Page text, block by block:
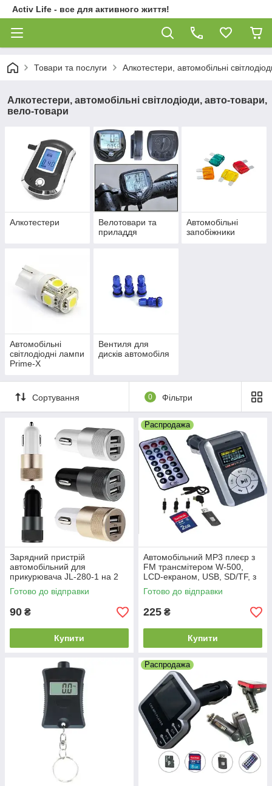
Activ Life - все для активного життя!
Товари та послуги Алкотестери, автомобільні
Алкотестери, автомобільні світлодіоди, авто-товари,
вело-товари
Алкотестери
Велотовари та
приладдя
Автомобільні
запобіжники
Автомобільні
світлодіодні лампи
Prime-X
Вентиля для
дисків автомобіля
Сортування 0 Фільтри
Зарядний пристрій
автомобільний для
прикурювача JL-280-1 на 2
USB-порти
Готово до відправки
90 ₴
Купити
Распродажа
Автомобільний MP3 плеєр з
FM трансмітером W-500,
LCD-екраном, USB, SD/TF, з
перехідниками.
Готово до відправки
225 ₴
Купити
Распродажа